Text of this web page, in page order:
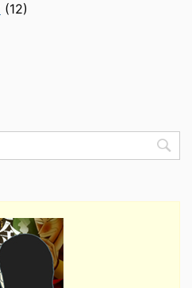
(12)